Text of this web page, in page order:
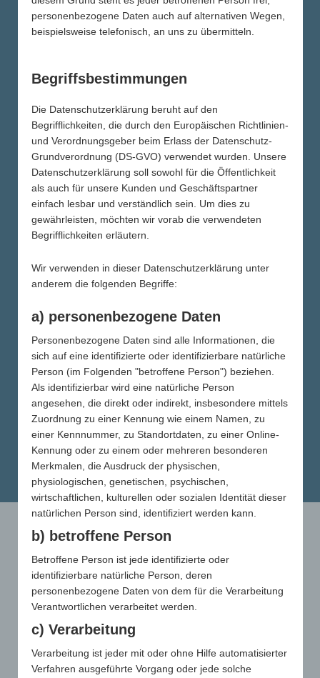
62%
LÄNGER ALS EIN JAHR
MEHR ERFAHREN
2000
KUNDEN BEFRAGT
MEHR ERFAHREN
BESSERER
RECALL
personenbezogene Daten auch auf alternativen Wegen,
beispielsweise telefonisch, an uns zu übermitteln.
Begriffsbestimmungen
Die Datenschutzerklärung beruht auf den
Begrifflichkeiten, die durch den Europäischen Richtlinien-
und Verordnungsgeber beim Erlass der Datenschutz-
Grundverordnung (DS-GVO) verwendet wurden. Unsere
Datenschutzerklärung soll sowohl für die Öffentlichkeit
als auch für unsere Kunden und Geschäftspartner
einfach lesbar und verständlich sein. Um dies zu
gewährleisten, möchten wir vorab die verwendeten
Begrifflichkeiten erläutern.
Wir verwenden in dieser Datenschutzerklärung unter
anderem die folgenden Begriffe:
a) personenbezogene Daten
Personenbezogene Daten sind alle Informationen, die
sich auf eine identifizierte oder identifizierbare natürliche
Person (im Folgenden "betroffene Person") beziehen.
Als identifizierbar wird eine natürliche Person
angesehen, die direkt oder indirekt, insbesondere mittels
Zuordnung zu einer Kennung wie einem Namen, zu
einer Kennnummer, zu Standortdaten, zu einer Online-
Kennung oder zu einem oder mehreren besonderen
Merkmalen, die Ausdruck der physischen,
physiologischen, genetischen, psychischen,
wirtschaftlichen, kulturellen oder sozialen Identität dieser
natürlichen Person sind, identifiziert werden kann.
b) betroffene Person
Betroffene Person ist jede identifizierte oder
identifizierbare natürliche Person, deren
personenbezogene Daten von dem für die Verarbeitung
Verantwortlichen verarbeitet werden.
c) Verarbeitung
Verarbeitung ist jeder mit oder ohne Hilfe automatisierter
Verfahren ausgeführte Vorgang oder jede solche